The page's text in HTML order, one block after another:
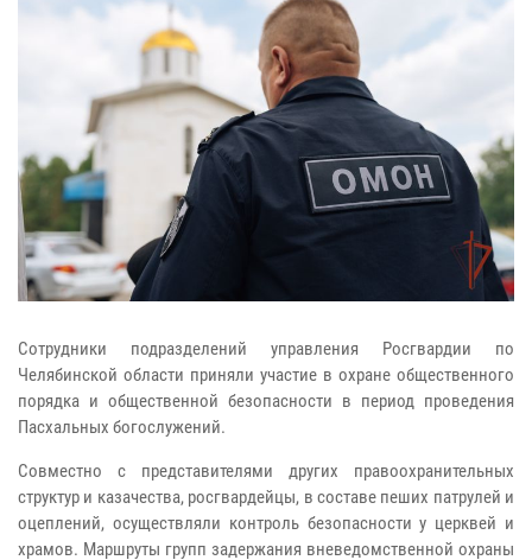
Сотрудники подразделений управления Росгвардии по
Челябинской области приняли участие в охране общественного
порядка и общественной безопасности в период проведения
Пасхальных богослужений.
Совместно с представителями других правоохранительных
структур и казачества, росгвардейцы, в составе пеших патрулей и
оцеплений, осуществляли контроль безопасности у церквей и
храмов. Маршруты групп задержания вневедомственной охраны